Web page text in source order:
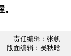
责任编辑：张帆
版面编辑：吴秋晗